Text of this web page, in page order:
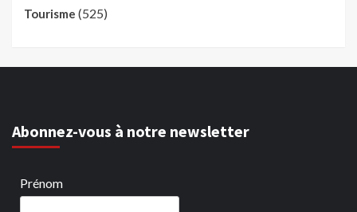
Tourisme (525)
Abonnez-vous à notre newsletter
Prénom